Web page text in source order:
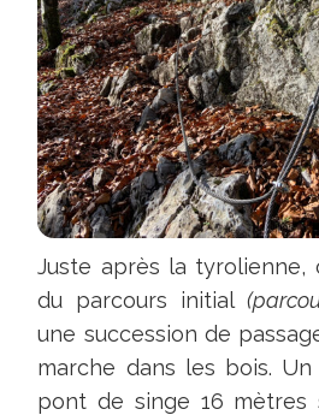
Juste après la tyrolienne,
du parcours initial
une succession de
marche dans les bois.
pont de singe 16 mètres